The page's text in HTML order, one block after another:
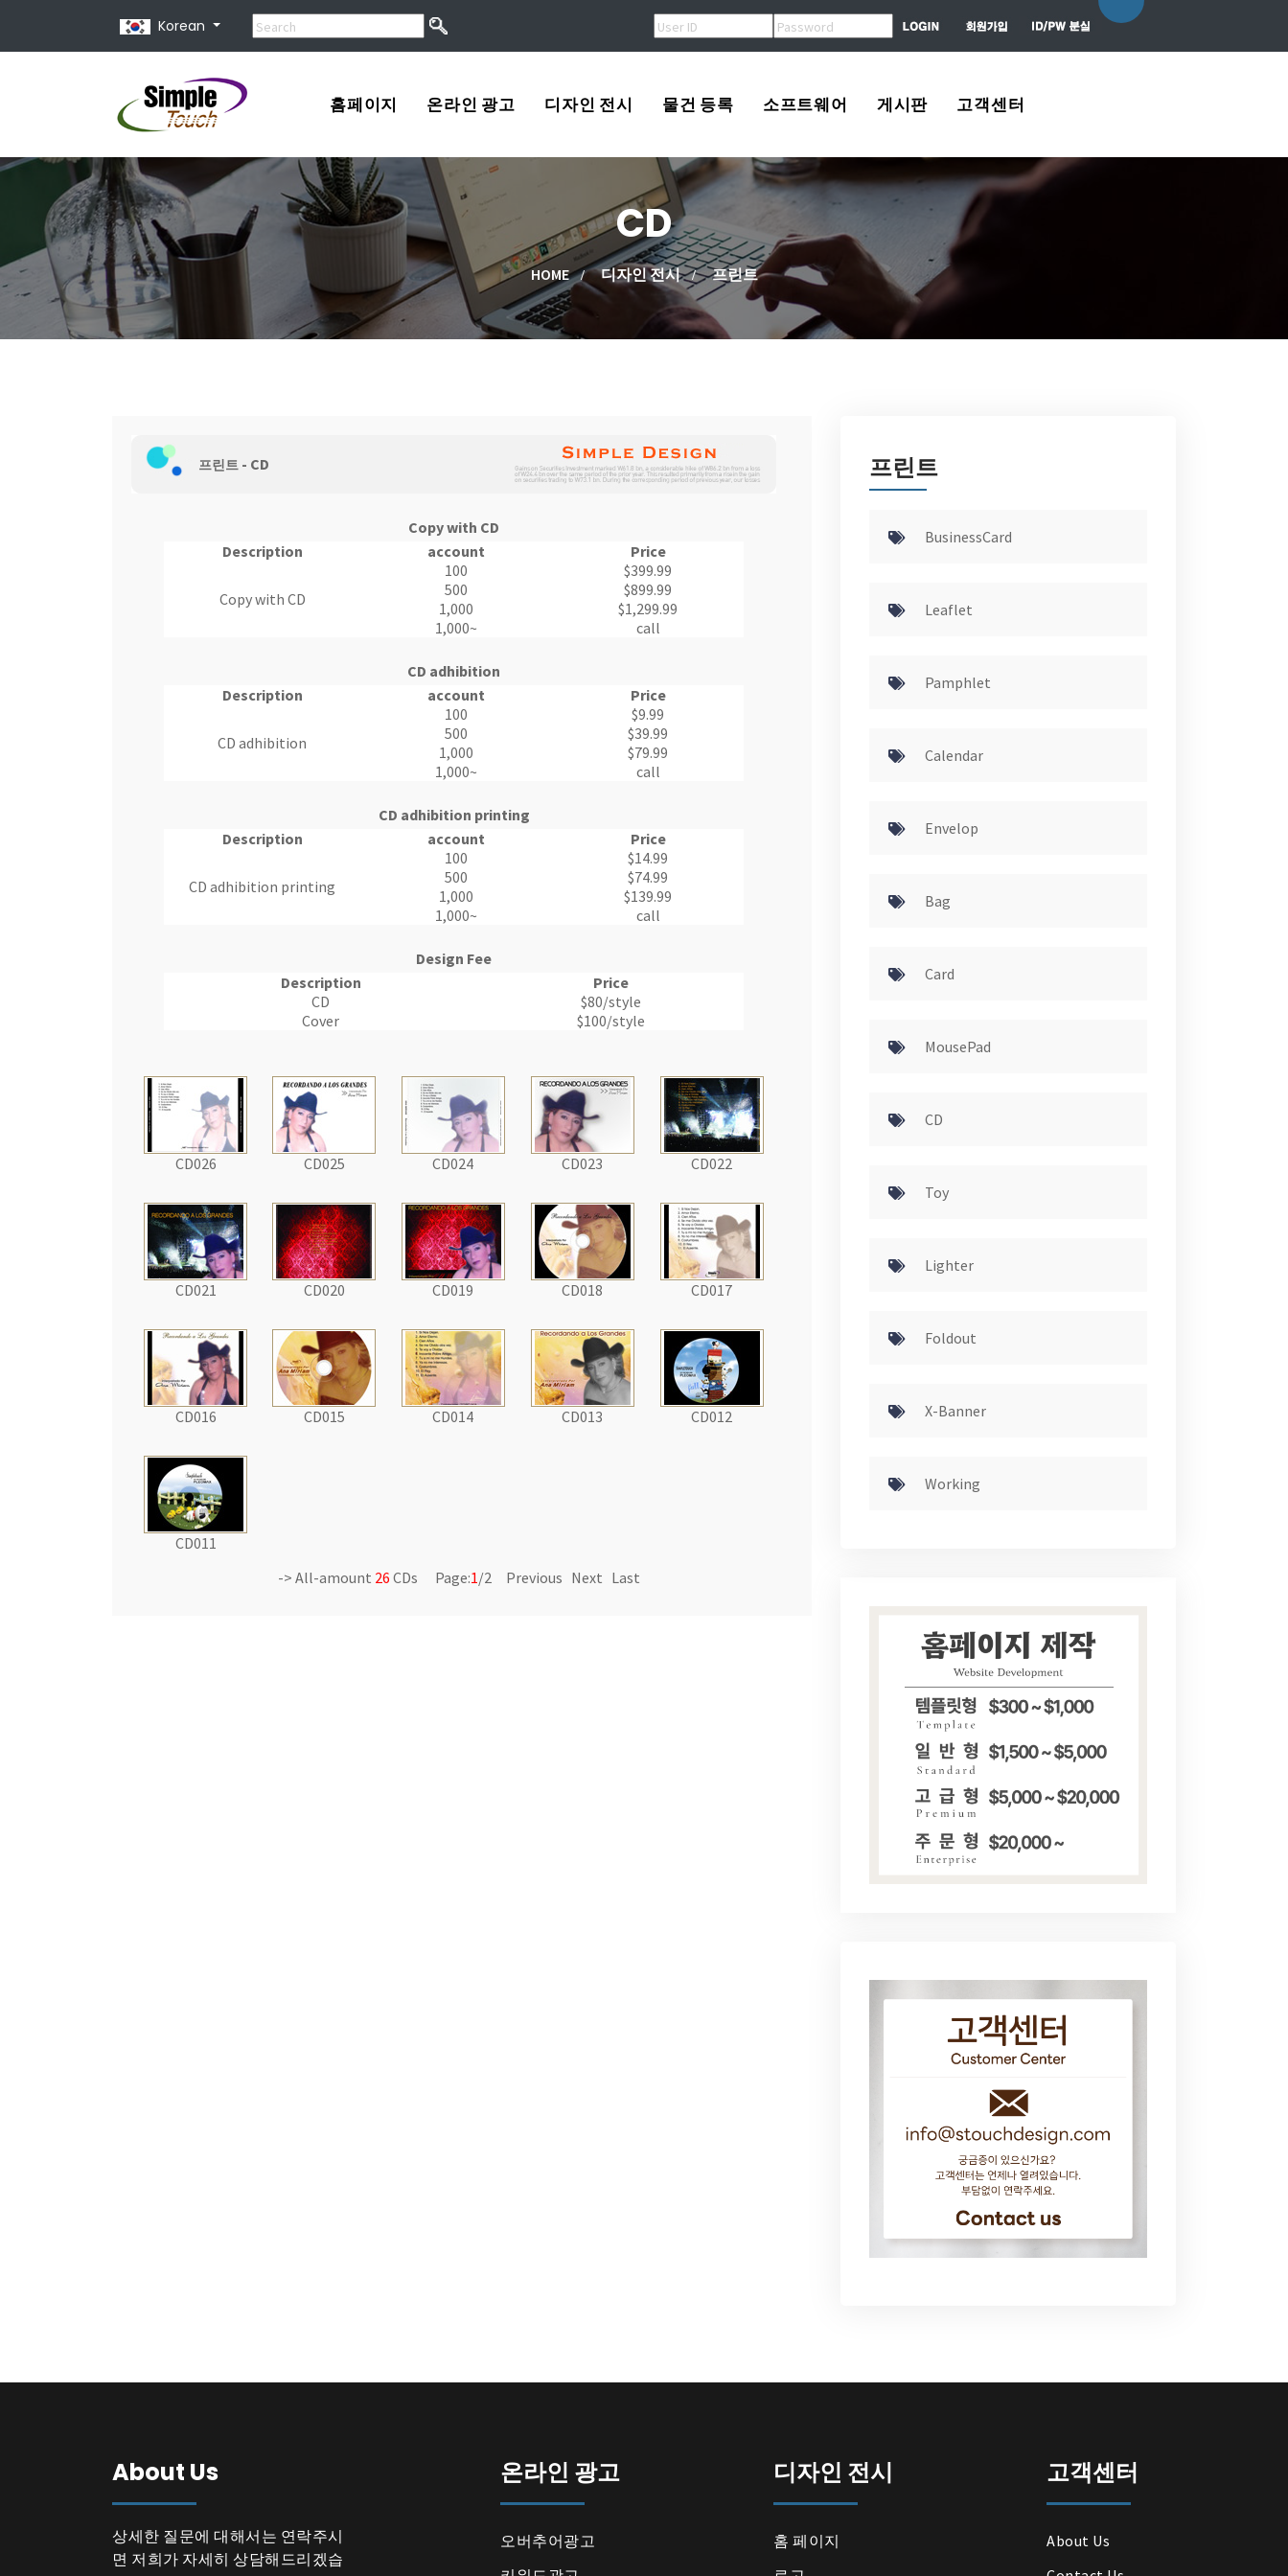
Korean
홈페이지
포트폴리오
견적서
홈페이지 제작
홈페이지 종류
온라인 광고
오버추어광고
키워드광고
검색엔진등록
배너광고
디자인 전시
프린트
광고
동영상
물건 등록
USA
Korea
China
Other
소프트웨어 게시판
자유게시판
질문 / 대답
News Center
고객센터
About Us
CD
HOME 디자인 전시 프린트
프린트 - CD
Copy with CD
Description
account Price
Copy with CD
100
$399.99
500
$899.99
1,000
$1,299.99
1,000~
call
CD adhibition
Description
account Price
CD adhibition
100
$9.99
500
$39.99
1,000
$79.99
1,000~
call
CD adhibition printing
Description
account Price
CD adhibition printing
100
$14.99
500
$74.99
1,000
$139.99
1,000~
call
Design Fee
Description
Price
CD
$80/style
Cover
$100/style
CD026 CD025 CD024 CD023 CD022
CD021 CD020 CD019 CD018 CD017
CD016 CD015 CD014 CD013 CD012
CD011
-> All-amount 26 CDs Page:1/2 Previous Next Last
프린트
BusinessCard
Leaflet
Pamphlet
Calendar
Envelop
Bag
Card
MousePad
CD
Toy
Lighter
Foldout
X-Banner
Working
About Us
상세한 질문에 대해서는 연락주시
면 저희가 자세히 상담해드리겠습
온라인 광고
오버추어광고
디자인 전시
홈 페이지
고객센터
About Us